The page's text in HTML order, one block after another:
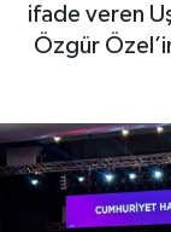
ifade veren
Özgür